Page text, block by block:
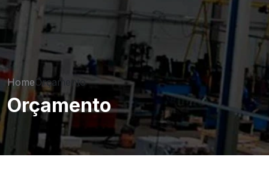
HomeOrçamento
Orçamento